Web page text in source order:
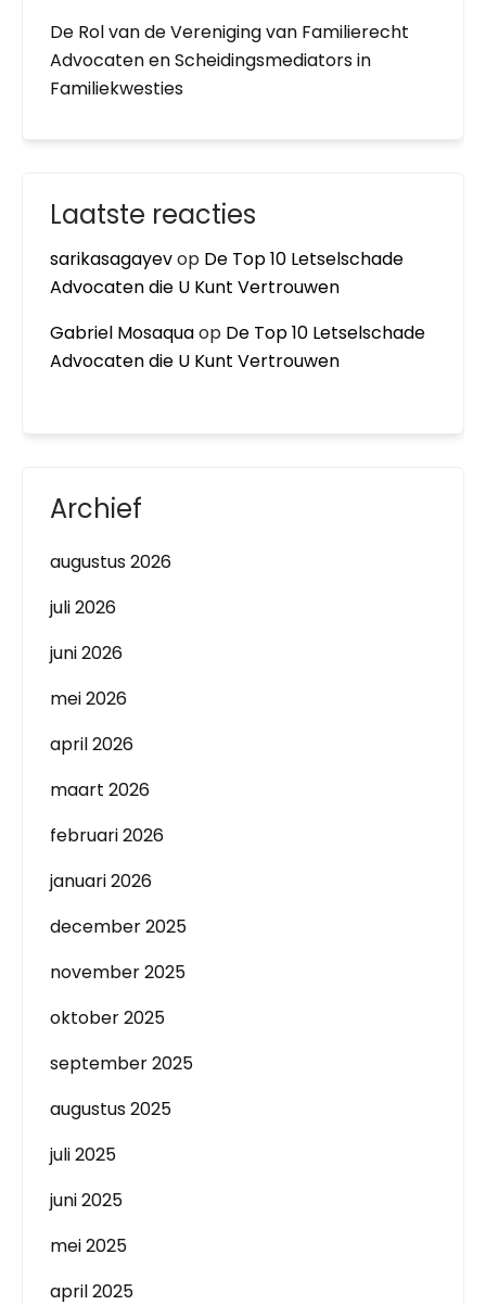
De Rol van de Vereniging van Familierecht
Advocaten en Scheidingsmediators in
Familiekwesties
Laatste reacties
sarikasagayevop De Top 10 Letselschade
Advocaten die U Kunt Vertrouwen
Gabriel Mosaquaop De Top 10 Letselschade
Advocaten die U Kunt Vertrouwen
Archief
augustus 2026
juli 2026
juni 2026
mei 2026
april 2026
maart 2026
februari 2026
januari 2026
december 2025
november 2025
oktober 2025
september 2025
augustus 2025
juli 2025
juni 2025
mei 2025
april 2025